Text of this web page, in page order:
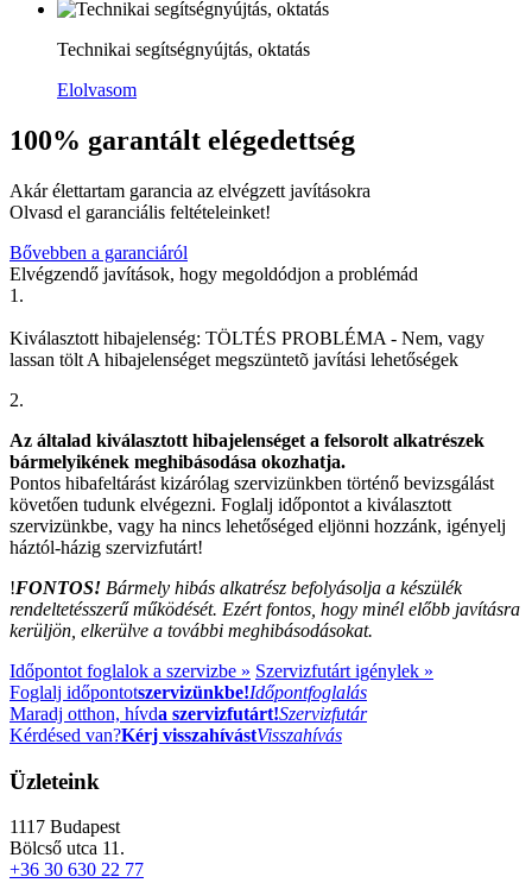
Technikai segítségnyújtás, oktatás
Elolvasom
100% garantált elégedettség
Akár élettartam garancia az elvégzett javításokra
Olvasd el garanciális feltételeinket!
Bővebben a garanciáról
Elvégzendő javítások, hogy megoldódjon a problémád
1.
Kiválasztott hibajelenség: TÖLTÉS PROBLÉMA - Nem, vagy
lassan tölt A hibajelenséget megszüntetõ javítási lehetőségek
2.
Az általad kiválasztott hibajelenséget a felsorolt alkatrészek
bármelyikének meghibásodása okozhatja.
Pontos hibafeltárást kizárólag szervizünkben történő bevizsgálást
követően tudunk elvégezni. Foglalj időpontot a kiválasztott
szervizünkbe, vagy ha nincs lehetőséged eljönni hozzánk, igényelj
háztól-házig szervizfutárt!
!FONTOS! Bármely hibás alkatrész befolyásolja a készülék
rendeltetésszerű működését. Ezért fontos, hogy minél előbb javításra
kerüljön, elkerülve a további meghibásodásokat.
Időpontot foglalok a szervizbe » Szervizfutárt igénylek »
Foglalj időpontotszervizünkbe!Időpontfoglalás
Maradj otthon, hívda szervizfutárt!Szervizfutár
Kérdésed van?Kérj visszahívástVisszahívás
Üzleteink
1117 Budapest
Bölcső utca 11.
+36 30 630 22 77